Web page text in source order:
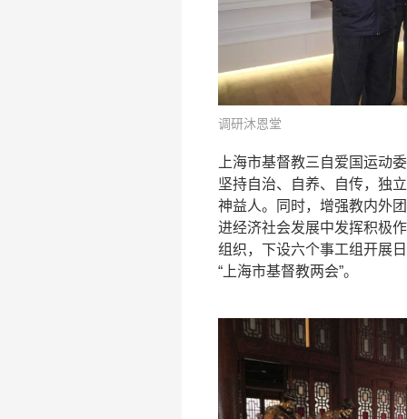
调研沐恩堂
上海市基督教三自爱国运动
坚持自治、自养、自传，独
神益人。同时，增强教内外
进经济社会发展中发挥积极
组织，下设六个事工组开展
“上海市基督教两会”。